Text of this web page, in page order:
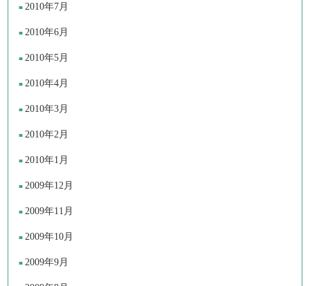
2010年7月
2010年6月
2010年5月
2010年4月
2010年3月
2010年2月
2010年1月
2009年12月
2009年11月
2009年10月
2009年9月